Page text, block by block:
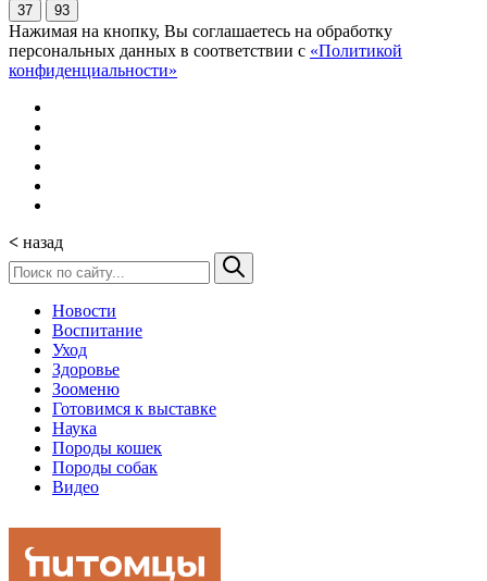
37 93
Нажимая на кнопку, Вы соглашаетесь на обработку
персональных данных в соответствии с «Политикой
конфиденциальности»
< назад
Новости
Воспитание
Уход
Здоровье
Зооменю
Готовимся к выставке
Наука
Породы кошек
Породы собак
Видео